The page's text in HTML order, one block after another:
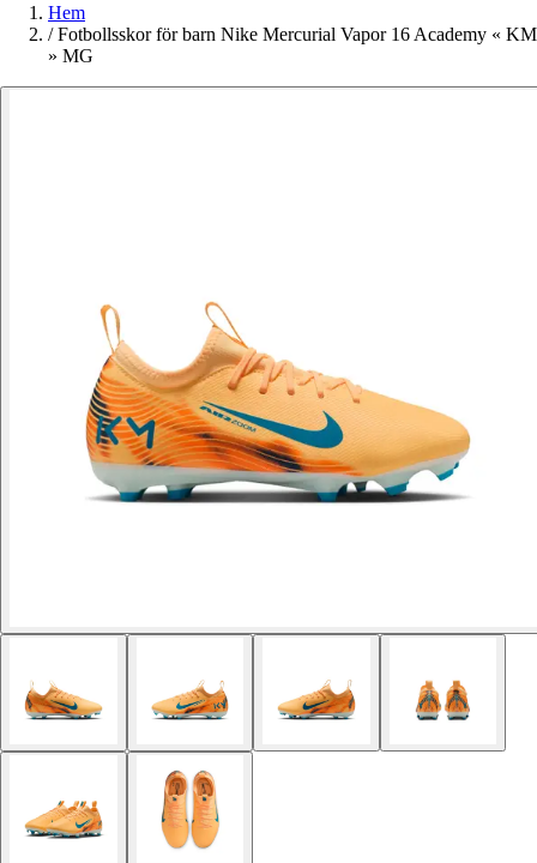
Hem
/ Fotbollsskor för barn Nike Mercurial Vapor 16 Academy « KM
» MG